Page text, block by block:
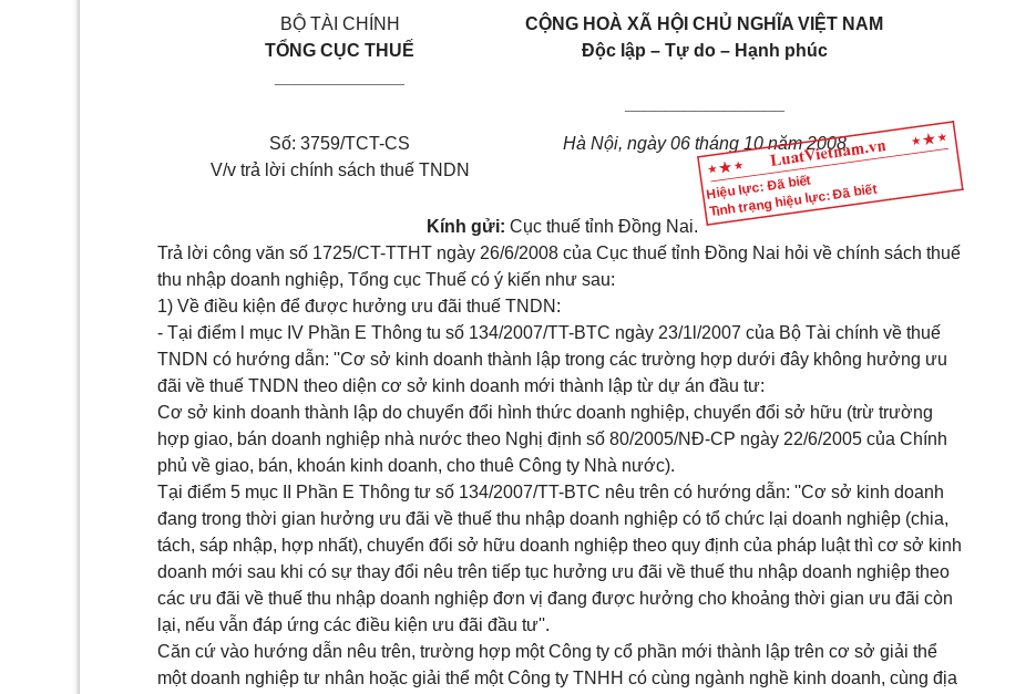
Hiệu lực: Đã biết
Tình trạng hiệu lực: Đã biết
BỘ TÀI CHÍNH
TỔNG CỤC THUẾ
CỘNG HOÀ XÃ HỘI CHỦ NGHĨA VIỆT NAM
Độc lập – Tự do – Hạnh phúc
Số: 3759/TCT-CS
V/v trả lời chính sách thuế TNDN
Hà Nội, ngày 06 tháng 10 năm 2008
Kính gửi: Cục thuế tỉnh Đồng Nai.
Trả lời công văn số 1725/CT-TTHT ngày 26/6/2008 của Cục thuế tỉnh Đồng Nai hỏi về chính sách thuế
thu nhập doanh nghiệp, Tổng cục Thuế có ý kiến như sau:
1) Về điều kiện để được hưởng ưu đãi thuế TNDN:
- Tại điểm l mục IV Phần E Thông tu số 134/2007/TT-BTC ngày 23/1l/2007 của Bộ Tài chính về thuế
TNDN có hướng dẫn: ''Cơ sở kinh doanh thành lập trong các trường hợp dưới đây không hưởng ưu
đãi về thuế TNDN theo diện cơ sở kinh doanh mới thành lập từ dự án đầu tư:
Cơ sở kinh doanh thành lập do chuyển đổi hình thức doanh nghiệp, chuyển đổi sở hữu (trừ trường
hợp giao, bán doanh nghiệp nhà nước theo Nghị định số 80/2005/NĐ-CP ngày 22/6/2005 của Chính
phủ về giao, bán, khoán kinh doanh, cho thuê Công ty Nhà nước).
Tại điểm 5 mục II Phần E Thông tư số 134/2007/TT-BTC nêu trên có hướng dẫn: ''Cơ sở kinh doanh
đang trong thời gian hưởng ưu đãi về thuế thu nhập doanh nghiệp có tổ chức lại doanh nghiệp (chia,
tách, sáp nhập, hợp nhất), chuyển đổi sở hữu doanh nghiệp theo quy định của pháp luật thì cơ sở kinh
doanh mới sau khi có sự thay đổi nêu trên tiếp tục hưởng ưu đãi về thuế thu nhập doanh nghiệp theo
các ưu đãi về thuế thu nhập doanh nghiệp đơn vị đang được hưởng cho khoảng thời gian ưu đãi còn
lại, nếu vẫn đáp ứng các điều kiện ưu đãi đầu tư''.
Căn cứ vào hướng dẫn nêu trên, trường hợp một Công ty cổ phần mới thành lập trên cơ sở giải thể
một doanh nghiệp tư nhân hoặc giải thể một Công ty TNHH có cùng ngành nghề kinh doanh, cùng địa